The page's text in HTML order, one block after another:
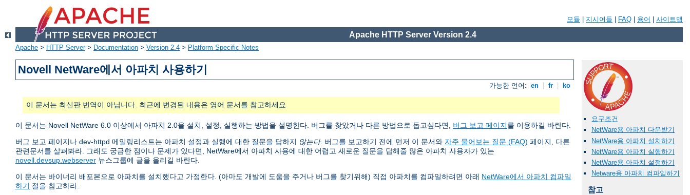
모듈 지시어들 FAQ 용어 사이트맵
Apache HTTP Server Version 2.4
Apache > HTTP Server> Documentation > Version 2.4 > Platform Specific Notes
Novell NetWare에서 아파치 사용하기
가능한 언어: en fr ko
이 문서는 최신판 번역이 아닙니다. 최근에 변경된 내용은 영어 문서를 참고하세요.
이 문서는 Novell NetWare 6.0 이상에서 아파치 2.0을 설치, 설정, 실행하는 방법을 설명한다. 버그를 찾았거나 다른 방법으로 돕고싶다면, 버그 보고 페이지를 이용하길 바란다.
버그 보고 페이지나 dev-httpd 메일링리스트는 아파치 설정과 실행에 대한 질문을 답하지 않는다. 버그를 보고하기 전에 먼저 이 문서와 자주 물어보는 질문 (FAQ) 페이지, 다른
관련문서를 살펴봐라. 그래도 궁금한 점이나 문제가 있다면, NetWare에서 아파치 사용에 대한 어렵고 새로운 질문을 답해줄 많은 아파치 사용자가 있는
novell.devsup.webserver 뉴스그룹에 글을 올리길 바란다.
이 문서는 바이너리 배포본으로 아파치를 설치했다고 가정한다. (아마도 개발에 도움을 주거나 버그를 찾기위해) 직접 아파치를 컴파일하려면 아래 NetWare에서 아파치 컴파일
하기 절을 참고하라.
요구조건
NetWare용 아파치 다운받기
NetWare용 아파치 설치하기
NetWare용 아파치 실행하기
NetWare용 아파치 설정하기
Netware용 아파치 컴파일하기
참고